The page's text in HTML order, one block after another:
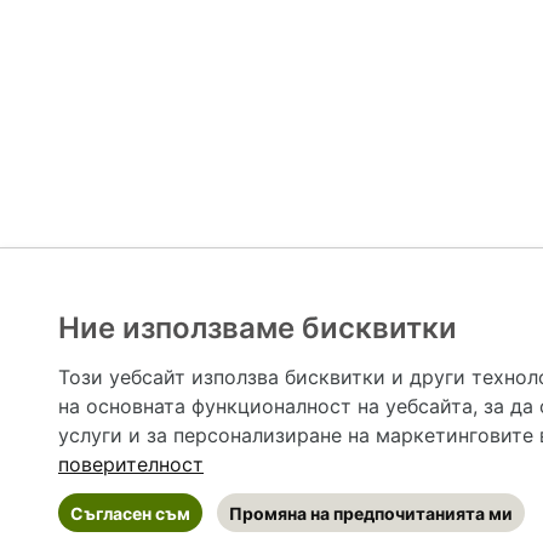
предназначена да служи само и единствено за
допълване на данните и за коригиране на
Ние използваме бисквитки
Този уебсайт използва бисквитки и други
на основната функционалност на уебсайта, за да
услуги и за персонализиране на
поверителност
Съгласен съм Промяна на предпочитанията ми